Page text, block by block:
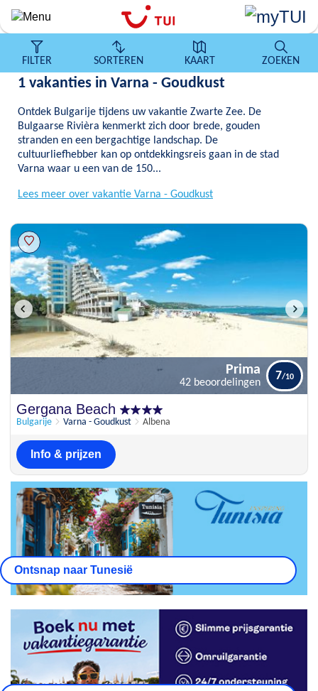
Overslaan
en
algemene
inhoud
FILTER SORTEREN KAART ZOEKEN
1 vakanties in Varna - Goudkust
Ontdek Bulgarije tijdens uw vakantie Zwarte Zee. De
Bulgaarse Rivièra kenmerkt zich door brede, gouden
stranden en een bergachtige landschap. De
cultuurliefhebber kan op ontdekkingsreis gaan in de stad
Varna waar u een van de 150...
Lees meer over vakantie Varna - Goudkust
Gergana Beach
Bulgarije Varna - Goudkust Albena
Prima
42 beoordelingen
7
Info & prijzen
Ontsnap naar Tunesië